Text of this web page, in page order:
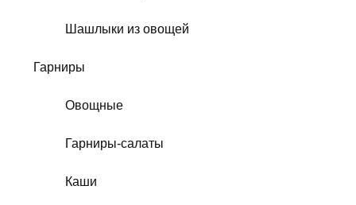
Шашлыки из овощей
Гарниры
Овощные
Гарниры-салаты
Каши